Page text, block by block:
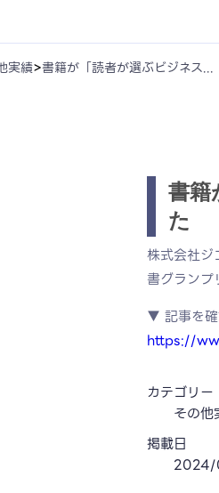
実績>書籍が「読者が選ぶビジネス...
書籍
た
株式会社ジ
書グランプ
▼ 記事を
https://
カテゴリー
その他
掲載日